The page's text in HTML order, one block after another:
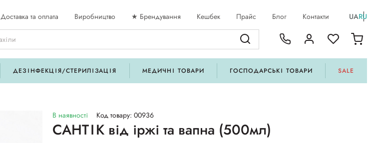
Доставка та оплата Виробництво ★ Брендування Кешбек Прайс Блог Контакти UARU
ДЕЗІНФЕКЦІЯ/СТЕРИЛІЗАЦІЯ МЕДИЧНІ ТОВАРИ ГОСПОДАРСЬКІ ТОВАРИ SALE
В наявності Код товару: 00936
САНТІК від іржі та вапна (500мл)